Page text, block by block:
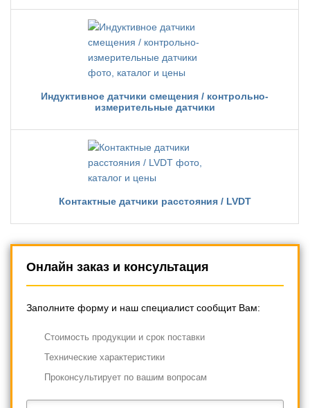
Индуктивное датчики смещения / контрольно-
измерительные датчики
Контактные датчики расстояния / LVDT
Онлайн заказ и консультация
Заполните форму и наш специалист сообщит Вам:
Cтоимость продукции и срок поставки
Технические характеристики
Проконсультирует по вашим вопросам